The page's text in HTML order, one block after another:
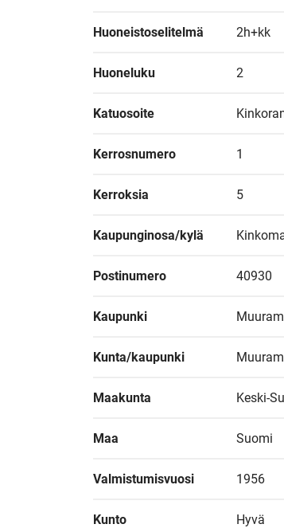
Huoneistoselitelmä 2h+kk
Huoneluku 2
Katuosoite
Kerrosnumero 1
Kerroksia 5
Kaupunginosa/kylä
Postinumero 40930
Kaupunki
Kunta/kaupunki
Maakunta Keski-
Maa Suomi
Valmistumisvuosi 1956
Kunto Hyvä